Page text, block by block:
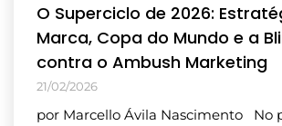
O Superciclo de 2026:
Marca, Copa do Mundo e a
contra o Ambush Marketing
21/02/2026
por Marcello Ávila Nascimento No